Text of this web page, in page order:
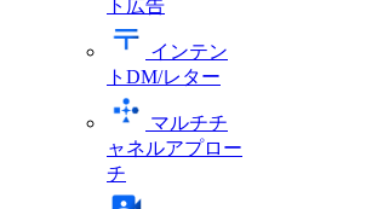
ト広告
インテン
トDM/レター
マルチチ
ャネルアプロー
チ